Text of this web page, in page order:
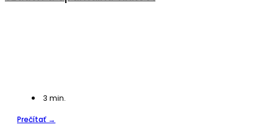
3 min.
Prečítať →